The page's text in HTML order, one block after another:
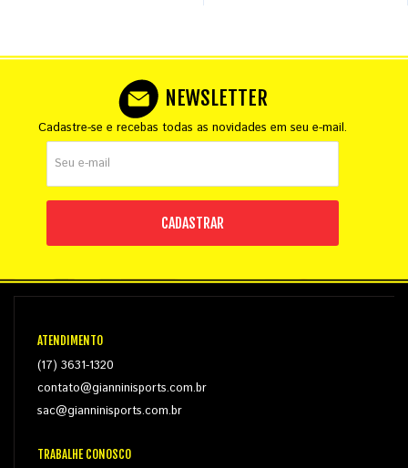
NEWSLETTER
Cadastre-se e recebas todas as novidades em seu e-mail.
CADASTRAR
ATENDIMENTO
(17) 3631-1320
contato@gianninisports.com.br
sac@gianninisports.com.br
TRABALHE CONOSCO